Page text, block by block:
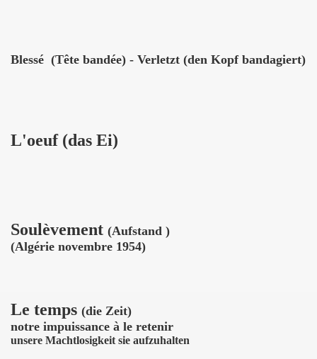
Blessé (Tête bandée) - Verletzt (den Kopf bandagiert)
L'oeuf (das Ei)
Soulèvement (Aufstand )
(Algérie novembre 1954)
Le temps (die Zeit)
notre impuissance à le retenir
unsere Machtlosigkeit sie aufzuhalten